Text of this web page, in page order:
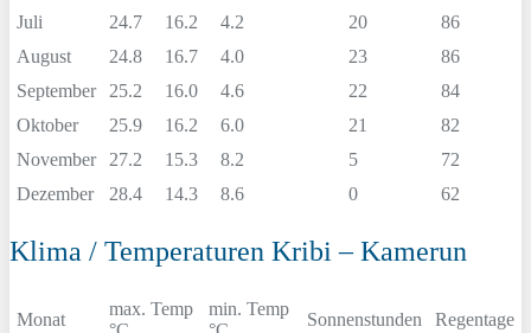
Juli
24.7 16.2 4.2 20
86
August
24.8 16.7 4.0 23
86
September
25.2 16.0 4.6 22
84
Oktober
25.9 16.2 6.0 21
82
November
27.2 15.3 8.2 5
72
Dezember
28.4 14.3 8.6 0 62
Klima / Temperaturen Kribi – Kamerun
Monat
max. Temp
min. Temp
Sonnenstunden Regentage